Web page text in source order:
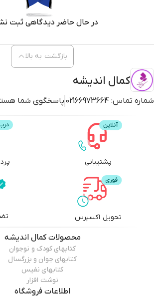
در حال حاضر دیدگاهی ثبت
کمال اندیشه
شماره تماس: 02166973664 پاسخگوی شما
بازگشت به بالا
پشتیبانی
تحویل اکسپرس
محصولاتکمال اندیشه
کتابهای کودک و نوجوان
کتابهای جوان و بزرگسال
کتابهای نفیس
نوشت افزار
اطلاعات فروشگاه